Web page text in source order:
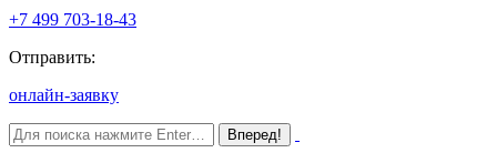
+7 499 703-18-43
Отправить:
онлайн-заявку